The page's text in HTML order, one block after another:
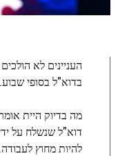
בדוא"ל בסופי שבוע.
מה בדיוק היית
דוא"ל שנשלח על